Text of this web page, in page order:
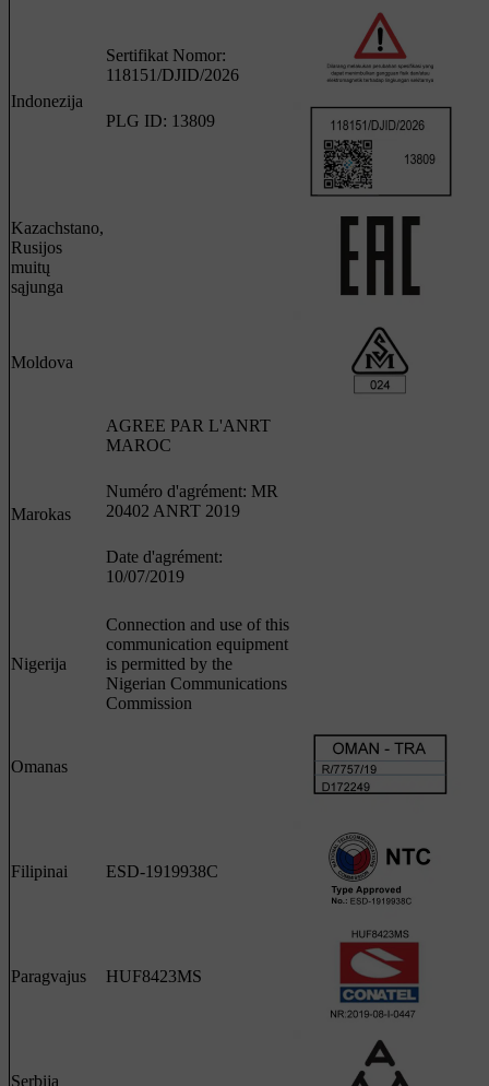
Indonezija
Sertifikat Nomor:
118151/DJID/2026
PLG ID: 13809
Kazachstano,
Rusijos
muitų
sąjunga
Moldova
Marokas
AGREE PAR L'ANRT
MAROC
Numéro d'agrément: MR
20402 ANRT 2019
Date d'agrément:
10/07/2019
Nigerija
Connection and use of this
communication equipment
is permitted by the
Nigerian Communications
Commission
Omanas
Filipinai ESD-1919938C
Paragvajus HUF8423MS
Serbija